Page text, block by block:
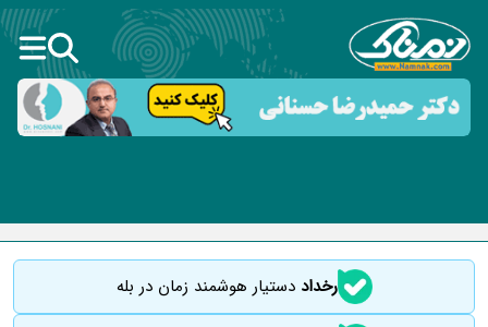
رخداددستیار هوشمند زمان در بله